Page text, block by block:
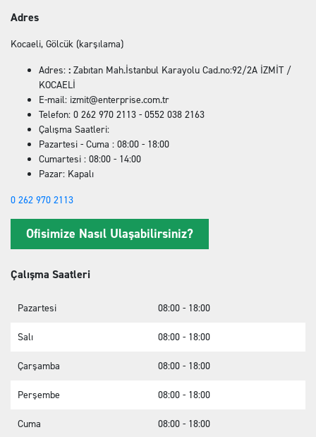
Adres
Kocaeli, Gölcük (karşılama)
Adres: : Zabıtan Mah.İstanbul Karayolu Cad.no:92/2A İZMİT /
KOCAELİ
E-mail: izmit@enterprise.com.tr
Telefon: 0 262 970 2113 - 0552 038 2163
Çalışma Saatleri:
Pazartesi - Cuma : 08:00 - 18:00
Cumartesi : 08:00 - 14:00
Pazar: Kapalı
0 262 970 2113
Ofisimize Nasıl Ulaşabilirsiniz?
Çalışma Saatleri
Pazartesi 08:00 - 18:00
Salı 08:00 - 18:00
Çarşamba 08:00 - 18:00
Perşembe 08:00 - 18:00
Cuma 08:00 - 18:00